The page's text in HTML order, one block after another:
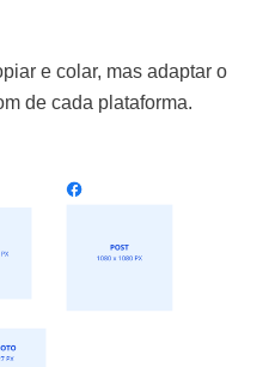
e colar, mas adaptar o
de cada plataforma.